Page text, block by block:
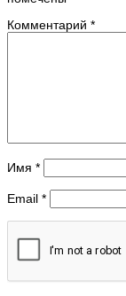
Комментарий *
Имя *
Email *